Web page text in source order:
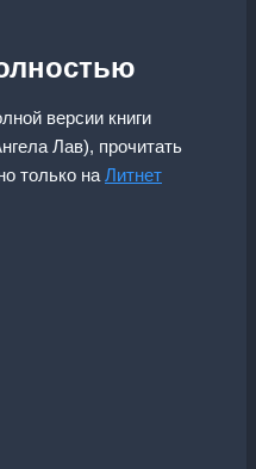
версии книги
Лав), прочитать
только на Литнет